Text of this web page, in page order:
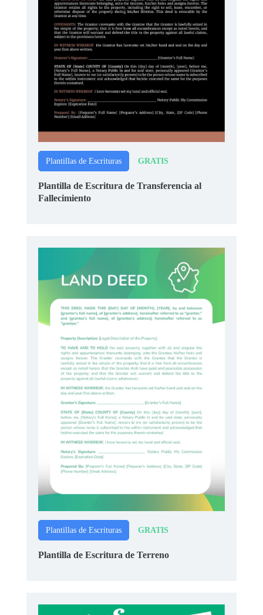
Plantillas de Escrituras GRATIS
Plantilla de Escritura de Transferencia al
Fallecimiento
Plantillas de Escrituras GRATIS
Plantilla de Escritura de Terreno